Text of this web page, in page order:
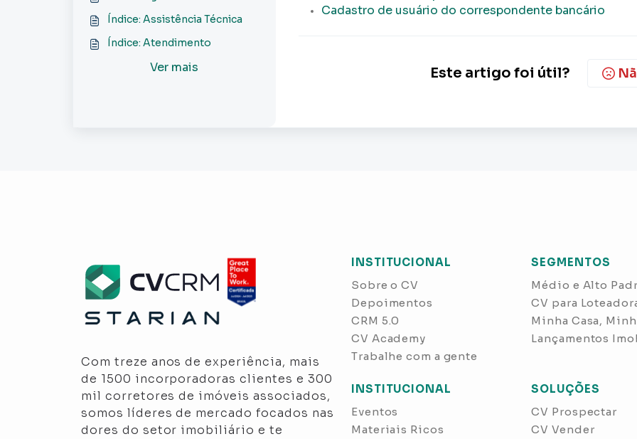
Índice: Assistência Técnica
Índice: Atendimento
Ver mais
Cadastro de usuário do correspondente bancário
Este artigo foi útil?
Com treze anos de experiência, mais
de 1500 incorporadoras clientes e 300
mil corretores de imóveis associados,
somos líderes de mercado focados nas
dores do setor imobiliário e te
INSTITUCIONAL
Sobre o CV
Depoimentos
CRM 5.0
CV Academy
Trabalhe com a gente
SEGMENTOS
Médio e Alto
CV para
Minha Casa,
Lançamentos
INSTITUCIONAL
Eventos
Materiais Ricos
SOLUÇÕES
CV Prospectar
CV Vender